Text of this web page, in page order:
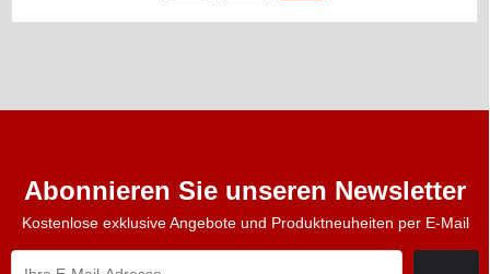
Abonnieren Sie unseren Newsletter
Kostenlose exklusive Angebote und Produktneuheiten per E-Mail